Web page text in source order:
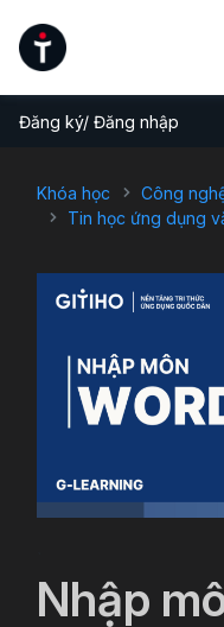
Đăng ký/ Đăng nhập
Khóa học
Công
Tin học ứng dụng
Nhập